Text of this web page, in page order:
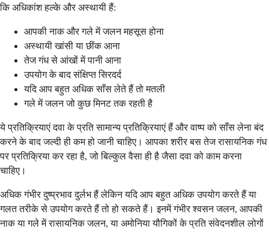
कि अधिकांश हल्के और अस्थायी हैं:
आपकी नाक और गले में जलन महसूस होना
अस्थायी खांसी या छींक आना
तेज गंध से आंखों में पानी आना
उपयोग के बाद संक्षिप्त सिरदर्द
यदि आप बहुत अधिक साँस लेते हैं तो मतली
गले में जलन जो कुछ मिनट तक रहती है
ये प्रतिक्रियाएं दवा के प्रति सामान्य प्रतिक्रियाएं हैं और वाष्प को साँस लेना बंद
करने के बाद जल्दी ही कम हो जानी चाहिए। आपका शरीर बस तेज रासायनिक गंध
पर प्रतिक्रिया कर रहा है, जो बिल्कुल वैसा ही है जैसा दवा को काम करना
चाहिए।
अधिक गंभीर दुष्प्रभाव दुर्लभ हैं लेकिन यदि आप बहुत अधिक उपयोग करते हैं या
गलत तरीके से उपयोग करते हैं तो हो सकते हैं। इनमें गंभीर श्वसन जलन, आपकी
नाक या गले में रासायनिक जलन, या अमोनिया यौगिकों के प्रति संवेदनशील लोगों